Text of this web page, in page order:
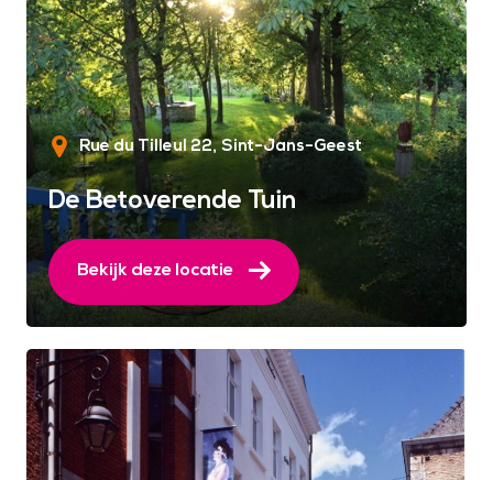
Rue du Tilleul 22 Sint-Jans-Geest
De Betoverende Tuin
Bekijk deze locatie